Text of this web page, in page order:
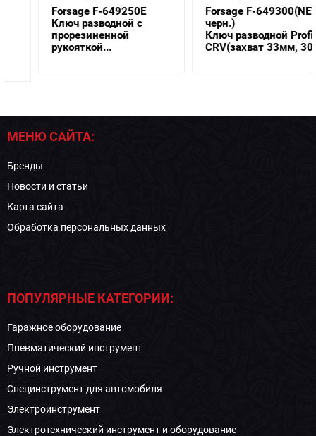
Forsage F-649250E
Ключ разводной с
прорезиненной
рукояткой...
Forsage F-649300(NEW
Ключ разводной Profi
CRV(захват 33мм, 30...
МЕНЮ САЙТА:
Бренды
Новости и статьи
Карта сайта
Обработка персональных данных
ПОПУЛЯРНЫЕ КАТЕГОРИИ:
Гаражное оборудование
Пневматический инструмент
Ручной инструмент
Специнструмент для автомобиля
Электроинструмент
Электротехнический инструмент и оборудование